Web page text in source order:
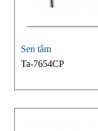
Sen tắm
Ta-7654CP